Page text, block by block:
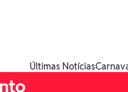
Últimas Notícias